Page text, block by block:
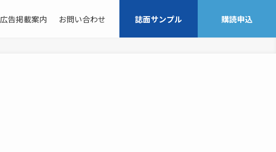
広告掲載案内 お問い合わせ 誌面サンプル 購読申込